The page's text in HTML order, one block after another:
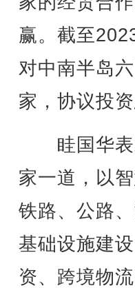
赢。截至
对中南半岛
家，协议投
眭国华表
家一道，以
铁路、公路
基础设施建
资、跨境物